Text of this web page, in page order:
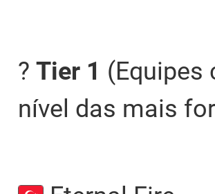
? Tier 1 (Equipes
nível das mais